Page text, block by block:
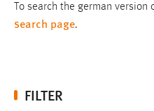
To search the german
search page.
FILTER